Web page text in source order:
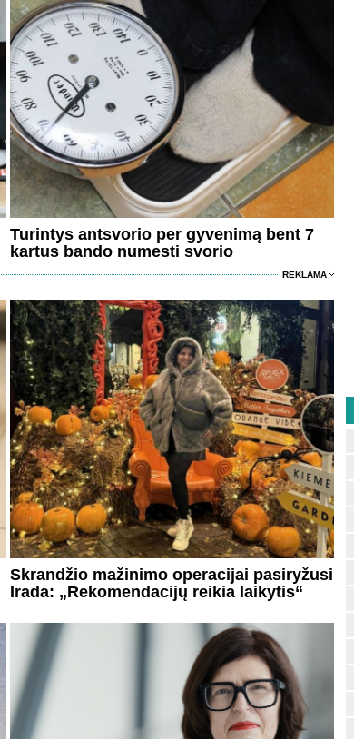
Turintys antsvorio per gyvenimą bent 7
kartus bando numesti svorio
REKLAMA
Skrandžio mažinimo operacijai pasiryžusi
Irada: „Rekomendacijų reikia laikytis“